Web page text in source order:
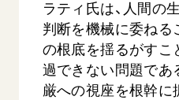
【被爆証言】母子で受
心」 長崎県 吉岡加…
2026.08.09
ラティ氏は、人間の
判断を機械に委ねる
の根底を揺るがすこ
過できない問題であ
厳への視座を根幹に